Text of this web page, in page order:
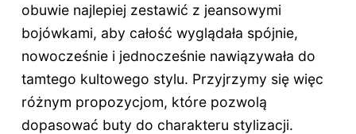
obuwie najlepiej zestawić z jeansowymi
bojówkami, aby całość wyglądała spójnie,
nowocześnie i jednocześnie nawiązywała do
tamtego kultowego stylu. Przyjrzymy się więc
różnym propozycjom, które pozwolą
dopasować buty do charakteru stylizacji.